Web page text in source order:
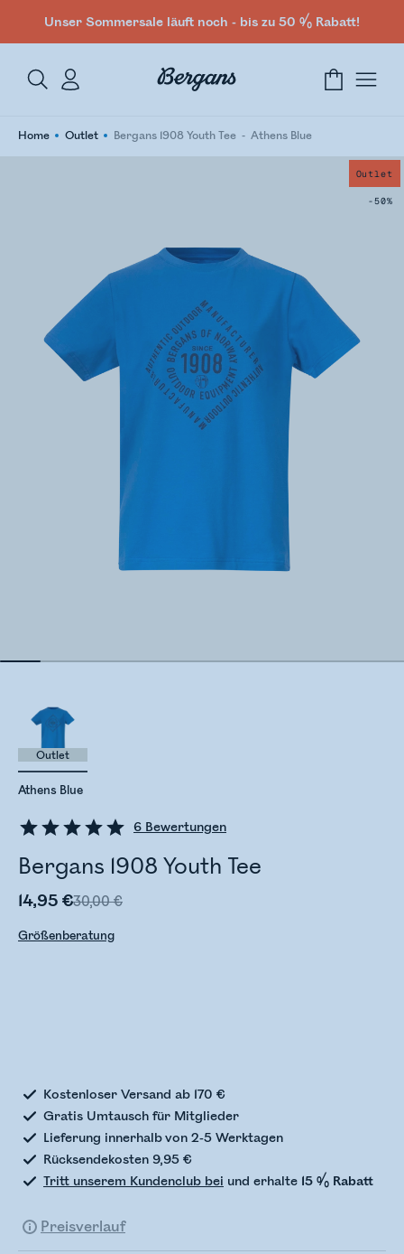
Unser Sommersale läuft noch - bis zu 50 % Rabatt!
Home Outlet Bergans 1908 Youth Tee Athens Blue
Outlet
-50%
6 Bewertungen
Bergans 1908 Youth Tee
14,95 €30,00 €
Athens Blue
Outlet
Größenberatung
Kostenloser Versand ab 170 €
Gratis Umtausch für Mitglieder
Lieferung innerhalb von 2-5 Werktagen
Rücksendekosten 9,95 €
Tritt unserem Kundenclub bei und erhalte 15 % Rabatt
Preisverlauf